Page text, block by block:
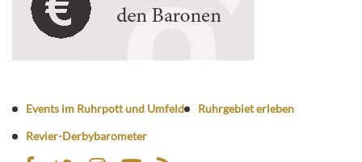
Events im Ruhrpott und Umfeld
Ruhrgebiet erleben
Revier-Derbybarometer